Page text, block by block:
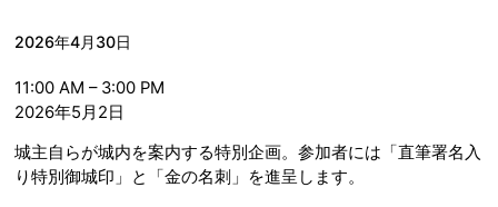
2026年4月30日
殿
様
め
ぐ
11:00 AM – 3:00 PM
2026年5月2日
城主自らが城内を案内する特別企画。参加者には「直筆署名入
り特別御城印」と「金の名刺」を進呈します。